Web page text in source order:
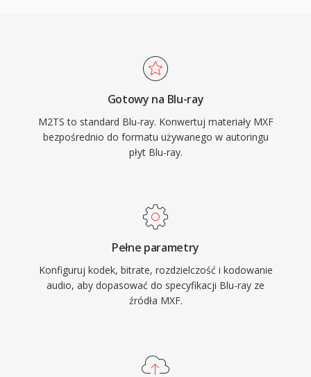
jako format wymiany dla standardow takich jak
AS-02 i AS-11 stosowanych w nadawaniu.
bezstratnego dzwieku przestrzennego.
Kontener jest rowniez uzywany przez kamery
AVCHD do nagrywania materialu w wysokiej
rozdzielczosci, co czyni go powszechnym
zarowno w odtwarzaniu plyt konsumenckich,
jak i w przepływach produkcji wideo. Pliki M2TS
strumienia transportowego. Niezawodne
mechanizmy synchronizacji i obsluga kodekow
wysokiej jakosci czynia M2TS dobrze
dostosowanym do archiwizacji tresci w
wysokiej rozdzielczosci, gdzie zachowanie
Gotowy na Blu-ray
M2TS to standard Blu-ray. Konwertuj materiały MXF
bezpośrednio do formatu używanego w autoringu
płyt Blu-ray.
Pełne parametry
Konfiguruj kodek, bitrate, rozdzielczość i kodowanie
audio, aby dopasować do specyfikacji Blu-ray ze
źródła MXF.